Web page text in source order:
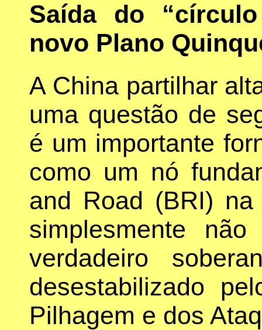
Saída do
novo Plano
A China partilhar
uma questão de
é um importante
como um nó
and Road (BRI)
simplesmente
verdadeiro
desestabilizado
Pilhagem e dos